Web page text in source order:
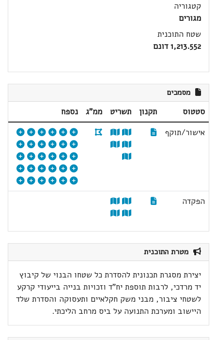
קטגוריה
מגורים
שטח התוכנית
1,213.552 דונם
מסמכים
סטטוס תקנון תשריט ממ"ג
נספח
אישור/תוקף
הפקדה
מטרת התוכנית
יצירת מסגרת תכנונית להסדרת כל שטחו הבנוי של קיבוץ
יד מרדכי, לרבות תוספת יח"ד וזכויות בנייה בייעודי קרקע
לשטחי ציבור, מבני משק חקלאיים ותעסוקה והסדרת שלד
היישוב ומערכת התנועה על ביס מרחב הליכתי.